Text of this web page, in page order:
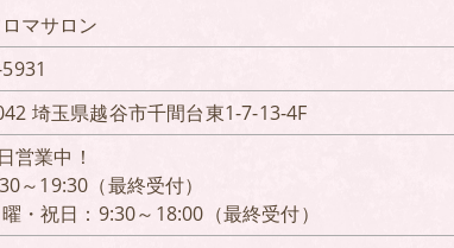
マサロン
埼玉県越谷市千間台東1-7-13-4F
営業中！
～19:30（最終受付）
・祝日：9:30～18:00（最終受付）